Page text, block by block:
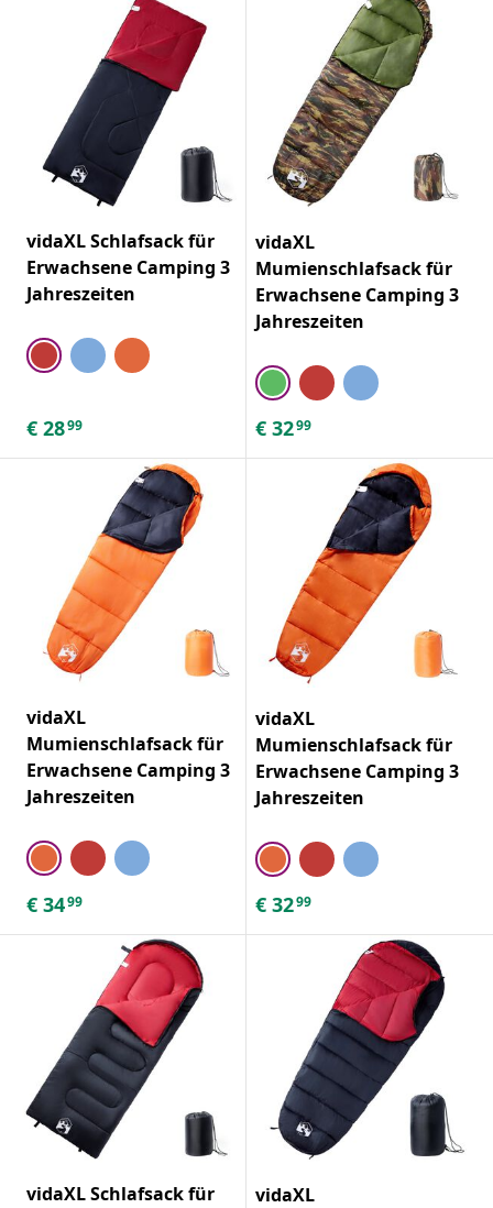
vidaXL Schlafsack für
Erwachsene Camping 3
Jahreszeiten
€ 2899
vidaXL
Mumienschlafsack für
Erwachsene Camping 3
Jahreszeiten
€ 3299
vidaXL
Mumienschlafsack für
Erwachsene Camping 3
Jahreszeiten
€ 3499
vidaXL
Mumienschlafsack für
Erwachsene Camping 3
Jahreszeiten
€ 3299
vidaXL Schlafsack für
vidaXL